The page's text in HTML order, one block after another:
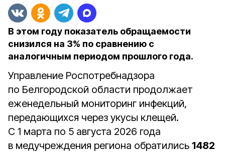
В этом году показатель обращаемости
снизился на 3% по сравнению с
аналогичным периодом прошлого года.
Управление Роспотребнадзора
по Белгородской области продолжает
еженедельный мониторинг инфекций,
передающихся через укусы клещей.
С 1 марта по 5 августа 2026 года
в медучреждения региона обратились 1482